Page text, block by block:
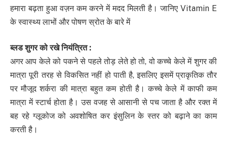
हमारा बढ़ता हुआ वज़न कम करने में मदद मिलती है। जानिए Vitamin E
के स्वास्थ्य लाभों और पोषण स्रोत के बारे में
ब्लड शुगर को रखे नियंत्रित :
अगर आप केले को पकने से पहले तोड़ लेते हो तो, वो कच्चे केले में शुगर की
मात्रा पूरी तरह से विकसित नहीं हो पाती है, इसलिए इसमें प्राकृतिक तौर
पर मौजूद शर्करा की मात्रा बहुत कम होती है। कच्चे केले में काफी कम
मात्रा में स्‍टार्च होता है। उस वजह से आसानी से पच जाता है और रक्‍त में
बह रहे ग्‍लूकोज को अवशोषित कर इंसुल‍िन के स्‍तर को बढ़ाने का काम
करती है।